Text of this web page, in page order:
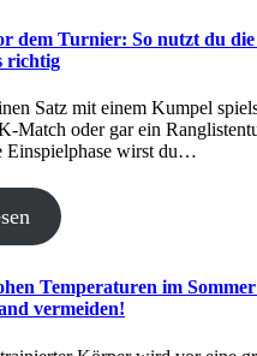
dem Turnier: So nutzt du die
richtig
Satz mit einem Kumpel
Match oder gar ein
Einspielphase wirst du…
Temperaturen im
vermeiden!